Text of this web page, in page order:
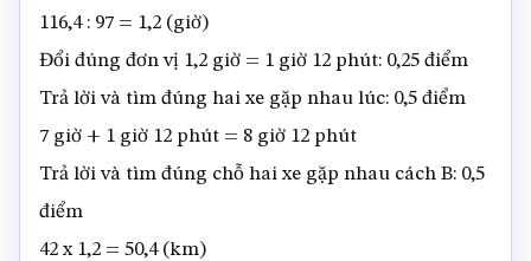
116,4 : 97 = 1,2 (giờ)
Đổi đúng đơn vị 1,2 giờ = 1 giờ 12 phút: 0,25 điểm
Trả lời và tìm đúng hai xe gặp nhau lúc: 0,5 điểm
7 giờ + 1 giờ 12 phút = 8 giờ 12 phút
Trả lời và tìm đúng chỗ hai xe gặp nhau cách B: 0,5
điểm
42 x 1,2 = 50,4 (km)